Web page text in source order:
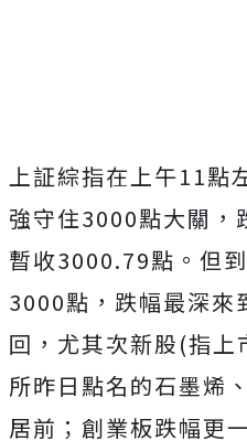
上証綜指在上午11點
強守住3000點大關，
暫收3000.79點。但
3000點，跌幅最深來
回，尤其次新股(指上
所昨日點名的石墨烯
居前；創業板跌幅更